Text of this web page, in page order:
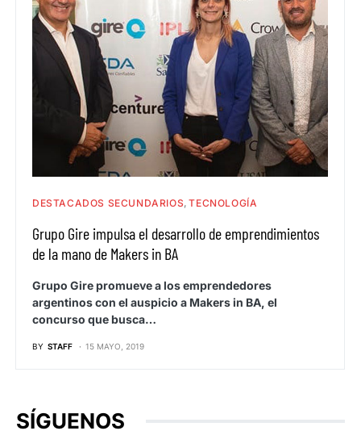
DESTACADOS SECUNDARIOS TECNOLOGÍA
Grupo Gire impulsa el desarrollo de emprendimientos
de la mano de Makers in BA
Grupo Gire promueve a los emprendedores
argentinos con el auspicio a Makers in BA, el
concurso que busca…
BY STAFF 15 MAYO, 2019
SÍGUENOS